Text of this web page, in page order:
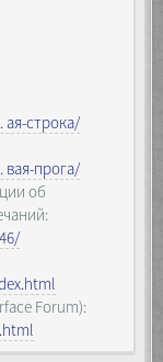
ая-строка/
вая-прога/
об
Forum):